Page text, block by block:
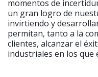
momentos de
un gran logro de
invirtiendo y
permitan, tanto a la
clientes, alcanzar el
industriales en los que